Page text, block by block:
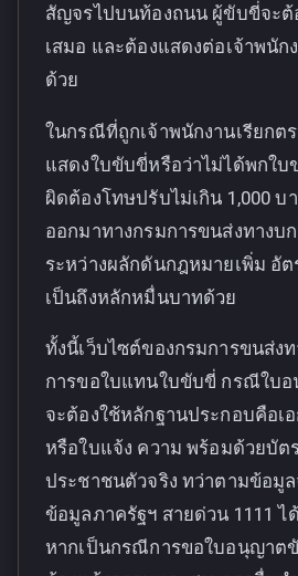
สัญจรไปบนท้องถนน ผู้ขับขี่จะ
เสมอ และต้องแสดงต่อเจ้าพนัก
ด้วย
ในกรณีที่ถูกเจ้าพนักงานเรียกต
แสดงใบขับขี่หรือว่าไม่ได้พกใ
ผิดต้องโทษปรับไม่เกิน 1,000 บ
ออกมาทางกรมการขนส่งทางบ
ระหว่างผลักดันกฎหมายเพิ่ม อั
เป็นถึงหลักหมื่นบาทด้วย
ทั้งนี้เว็บไซต์ของกรมการขนส่ง
การขอใบแทนใบขับขี่ กรณีใบ
จะต้องใช้หลักฐานประกอบคือเ
หรือใบแจ้ง ความ พร้อมด้วยบัต
ประชาชนตัวจริง ทว่าตามข้อมู
ข้อมูลภาครัฐฯ สายด่วน 1111 ไ
หากเป็นกรณีการขอใบอนุญาต